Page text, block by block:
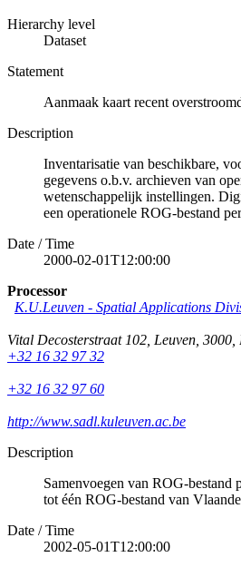
Hierarchy level
Dataset
Statement
Aanmaak kaart recent
Description
Inventarisatie van beschikbare,
gegevens o.b.v. archieven van
wetenschappelijk instellingen.
een operationele ROG-bestand
Date / Time
2000-02-01T12:00:00
Processor
K.U.Leuven - Spatial Applications
Vital Decosterstraat 102 Leuven 3000
+32 16 32 97 32
+32 16 32 97 60
http://www.sadl.kuleuven.ac.be
Description
Samenvoegen van ROG-bestand
tot één ROG-bestand van
Date / Time
2002-05-01T12:00:00